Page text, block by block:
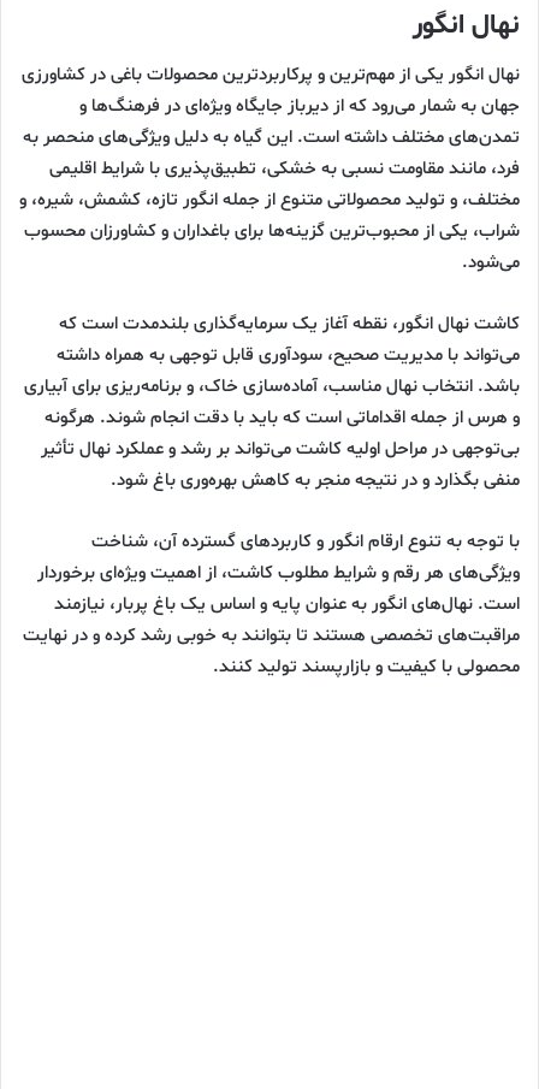
نهال انگور
نهال انگور یکی از مهم‌ترین و پرکاربردترین محصولات باغی در کشاورزی
جهان به شمار می‌رود که از دیرباز جایگاه ویژه‌ای در فرهنگ‌ها و
تمدن‌های مختلف داشته است. این گیاه به دلیل ویژگی‌های منحصر به
فرد، مانند مقاومت نسبی به خشکی، تطبیق‌پذیری با شرایط اقلیمی
مختلف، و تولید محصولاتی متنوع از جمله انگور تازه، کشمش، شیره، و
شراب، یکی از محبوب‌ترین گزینه‌ها برای باغداران و کشاورزان محسوب
می‌شود.
کاشت نهال انگور، نقطه آغاز یک سرمایه‌گذاری بلندمدت است که
می‌تواند با مدیریت صحیح، سودآوری قابل توجهی به همراه داشته
باشد. انتخاب نهال مناسب، آماده‌سازی خاک، و برنامه‌ریزی برای آبیاری
و هرس از جمله اقداماتی است که باید با دقت انجام شوند. هرگونه
بی‌توجهی در مراحل اولیه کاشت می‌تواند بر رشد و عملکرد نهال تأثیر
منفی بگذارد و در نتیجه منجر به کاهش بهره‌وری باغ شود.
با توجه به تنوع ارقام انگور و کاربردهای گسترده آن، شناخت
ویژگی‌های هر رقم و شرایط مطلوب کاشت، از اهمیت ویژه‌ای برخوردار
است. نهال‌های انگور به عنوان پایه و اساس یک باغ پربار، نیازمند
مراقبت‌های تخصصی هستند تا بتوانند به خوبی رشد کرده و در نهایت
محصولی با کیفیت و بازارپسند تولید کنند.